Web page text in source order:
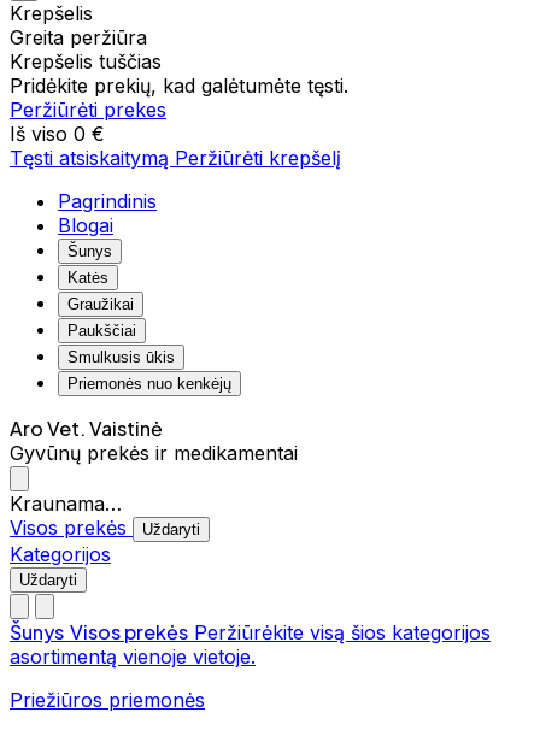
Krepšelis
Greita peržiūra
Krepšelis tuščias
Pridėkite prekių, kad galėtumėte tęsti.
Peržiūrėti prekes
Iš viso 0 €
Tęsti atsiskaitymą Peržiūrėti krepšelį
Pagrindinis
Blogai
Šunys
Katės
Graužikai
Paukščiai
Smulkusis ūkis
Priemonės nuo kenkėjų
Aro Vet. Vaistinė
Gyvūnų prekės ir medikamentai
Kraunama…
Visos prekės
Uždaryti
Kategorijos
Uždaryti
Šunys Visos prekės Peržiūrėkite visą šios kategorijos
asortimentą vienoje vietoje.
Priežiūros priemonės